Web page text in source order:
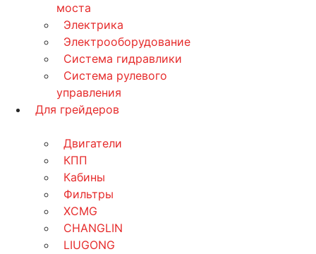
моста
Электрика
Электрооборудование
Система гидравлики
Система рулевого
управления
Для грейдеров
Двигатели
КПП
Кабины
Фильтры
XCMG
CHANGLIN
LIUGONG